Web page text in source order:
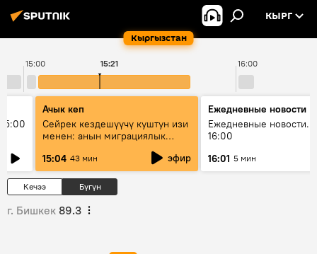
Кыргызстан
КЫРГ
15:00 16:00
15:21
Ачык кеп
Сейрек кездешүүчү куштун изи
менен: анын миграциялык
жолу эмнеден кабар берет?
15:04 43 мин эфир
Ежедневные новости
Ежедневные новости.
16:00
16:01 5 мин
Кечээ Бүгүн
г. Бишкек 89.3